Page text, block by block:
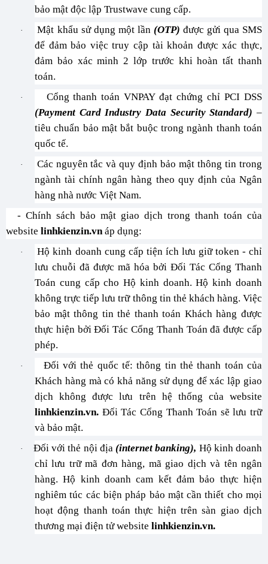
bảo mật độc lập Trustwave cung cấp.
· Mật khẩu sử dụng một lần (OTP) được gửi qua SMS
để đảm bảo việc truy cập tài khoản được xác thực,
đảm bảo xác minh 2 lớp trước khi hoàn tất thanh
toán.
·
Cổng thanh toán VNPAY đạt chứng chỉ PCI DSS
(Payment Card Industry Data Security Standard) –
tiêu chuẩn bảo mật bắt buộc trong ngành thanh toán
quốc tế.
·
Các nguyên tắc và quy định bảo mật thông tin trong
ngành tài chính ngân hàng theo quy định của Ngân
hàng nhà nước Việt Nam.
- Chính sách bảo mật giao dịch trong thanh toán của
website linhkienzin.vnáp dụng:
·
Hộ kinh doanh cung cấp tiện ích lưu giữ token - chỉ
lưu chuỗi đã được mã hóa bởi Đối Tác Cổng Thanh
Toán cung cấp cho Hộ kinh doanh. Hộ kinh doanh
không trực tiếp lưu trữ thông tin thẻ khách hàng. Việc
bảo mật thông tin thẻ thanh toán Khách hàng được
thực hiện bởi Đối Tác Cổng Thanh Toán đã được cấp
phép.
·
Đối với thẻ quốc tế: thông tin thẻ thanh toán của
Khách hàng mà có khả năng sử dụng để xác lập giao
dịch không được lưu trên hệ thống của website
linhkienzin.vn. Đối Tác Cổng Thanh Toán sẽ lưu trữ
và bảo mật.
· Đối với thẻ nội địa(internet banking), Hộ kinh doanh
chỉ lưu trữ mã đơn hàng, mã giao dịch và tên ngân
hàng. Hộ kinh doanh cam kết đảm bảo thực hiện
nghiêm túc các biện pháp bảo mật cần thiết cho mọi
hoạt động thanh toán thực hiện trên sàn giao dịch
thương mại điện tử website linhkienzin.vn.